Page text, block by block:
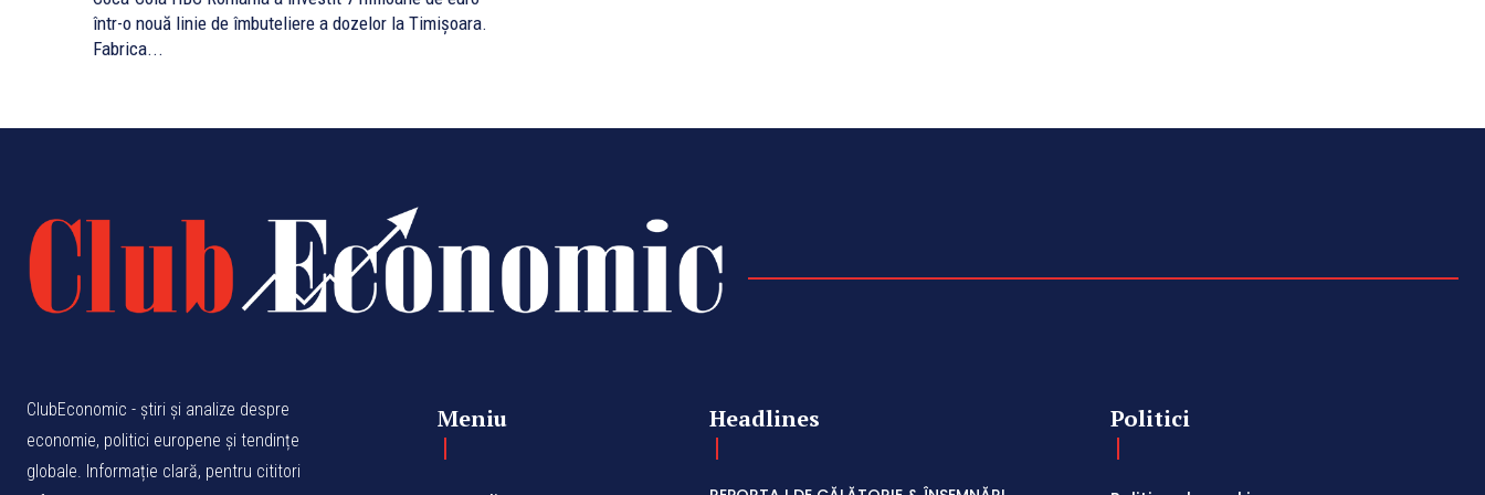
într-o nouă linie de îmbuteliere a dozelor la Timișoara.
Fabrica...
ClubEconomic - știri și analize despre
economie, politici europene și tendințe
globale. Informație clară, pentru cititori
Meniu Headlines Politici